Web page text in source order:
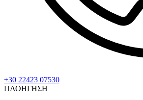
+30 22423 07530
ΠΛΟΗΓΗΣΗ